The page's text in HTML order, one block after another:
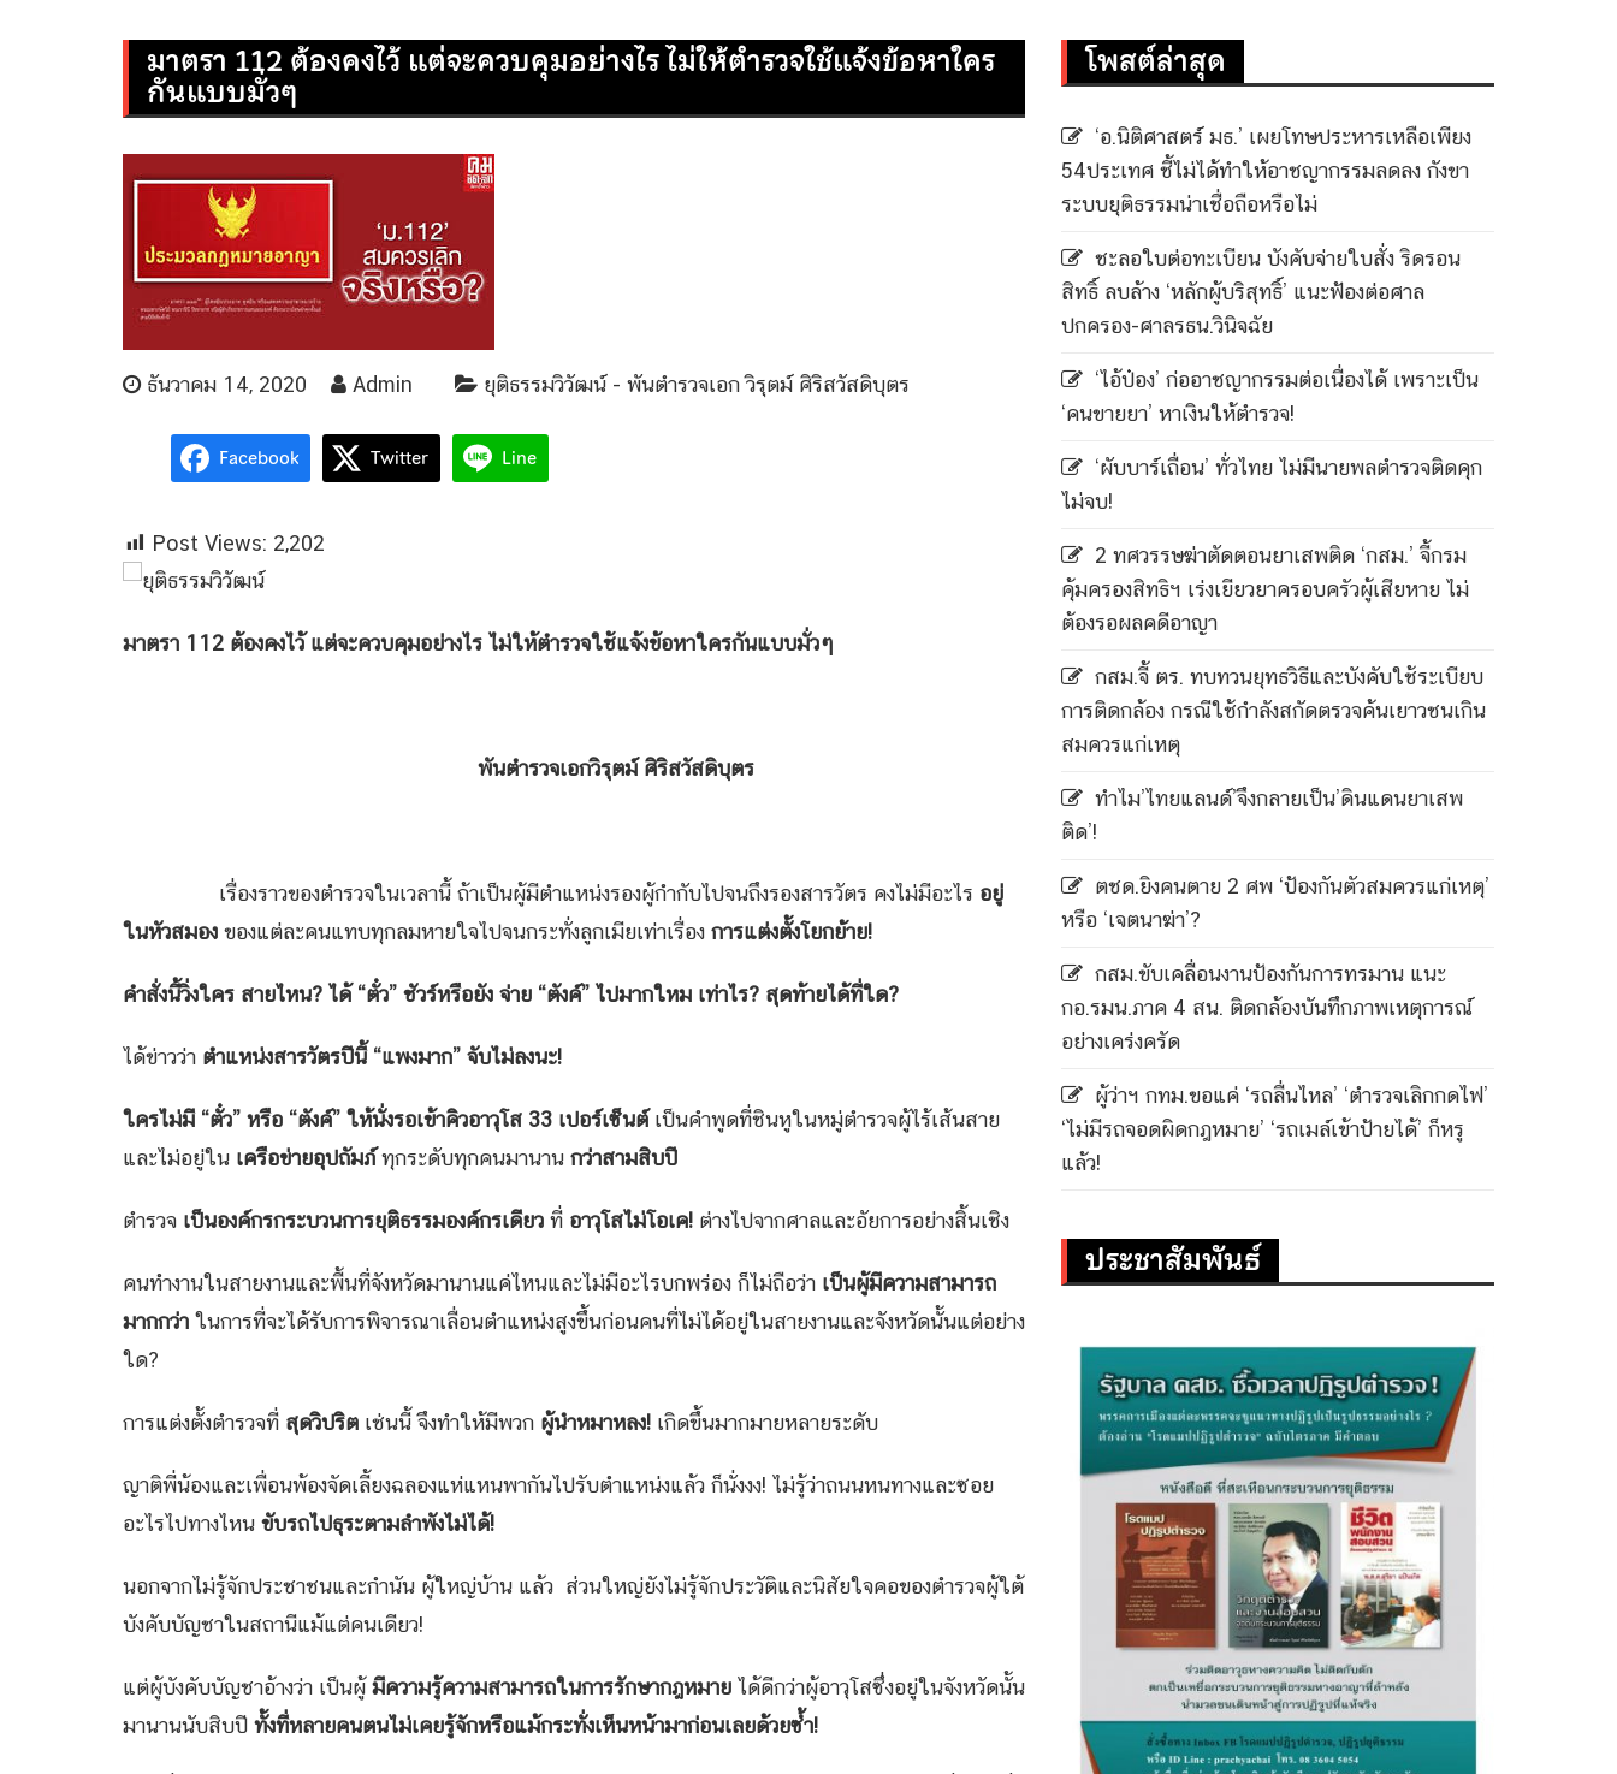
มาตรา 112 ต้องคงไว้ แต่จะควบคุมอย่างไร ไม่ให้ตำรวจใช้แจ้งข้อหาใคร
กันแบบมั่วๆ
ธันวาคม 14, 2020 Admin ยุติธรรมวิวัฒน์ - พันตำรวจเอก วิรุตม์ ศิริสวัสดิบุตร
Facebook Twitter Line
Post Views: 2,202
มาตรา 112 ต้องคงไว้ แต่จะควบคุมอย่างไร ไม่ให้ตำรวจใช้แจ้งข้อหาใครกันแบบมั่วๆ
พันตำรวจเอกวิรุตม์ ศิริสวัสดิบุตร
เรื่องราวของตำรวจในเวลานี้ ถ้าเป็นผู้มีตำแหน่งรองผู้กำกับไปจนถึงรองสารวัตร คงไม่มีอะไร อยู่
ในหัวสมอง ของแต่ละคนแทบทุกลมหายใจไปจนกระทั่งลูกเมียเท่าเรื่อง การแต่งตั้งโยกย้าย!
คำสั่งนี้วิ่งใคร สายไหน? ได้ “ตั๋ว” ชัวร์หรือยัง จ่าย “ตังค์” ไปมากใหม เท่าไร? สุดท้ายได้ที่ใด?
ได้ข่าวว่า ตำแหน่งสารวัตรปีนี้ “แพงมาก” จับไม่ลงนะ!
ใครไม่มี “ตั๋ว” หรือ “ตังค์” ให้นั่งรอเข้าคิวอาวุโส 33 เปอร์เซ็นต์ เป็นคำพูดที่ชินหูในหมู่ตำรวจผู้ไร้เส้นสาย
และไม่อยู่ใน เครือข่ายอุปถัมภ์ทุกระดับทุกคนมานาน กว่าสามสิบปี
ตำรวจ เป็นองค์กรกระบวนการยุติธรรมองค์กรเดียว ที่ อาวุโสไม่โอเค! ต่างไปจากศาลและอัยการอย่างสิ้นเชิง
คนทำงานในสายงานและพื้นที่จังหวัดมานานแค่ไหนและไม่มีอะไรบกพร่อง ก็ไม่ถือว่า เป็นผู้มีความสามารถ
มากกว่า ในการที่จะได้รับการพิจารณาเลื่อนตำแหน่งสูงขึ้นก่อนคนที่ไม่ได้อยู่ในสายงานและจังหวัดนั้นแต่อย่าง
ใด?
การแต่งตั้งตำรวจที่ สุดวิปริต เช่นนี้ จึงทำให้มีพวก ผู้นำหมาหลง! เกิดขึ้นมากมายหลายระดับ
ญาติพี่น้องและเพื่อนพ้องจัดเลี้ยงฉลองแห่แหนพากันไปรับตำแหน่งแล้ว ก็นั่งงง! ไม่รู้ว่าถนนหนทางและซอย
อะไรไปทางไหน ขับรถไปธุระตามลำพังไม่ได้!
นอกจากไม่รู้จักประชาชนและกำนัน ผู้ใหญ่บ้าน แล้ว ส่วนใหญ่ยังไม่รู้จักประวัติและนิสัยใจคอของตำรวจผู้ใต้
บังคับบัญชาในสถานีแม้แต่คนเดียว!
แต่ผู้บังคับบัญชาอ้างว่า เป็นผู้ มีความรู้ความสามารถในการรักษากฎหมาย ได้ดีกว่าผู้อาวุโสซึ่งอยู่ในจังหวัดนั้น
มานานนับสิบปี ทั้งที่หลายคนตนไม่เคยรู้จักหรือแม้กระทั่งเห็นหน้ามาก่อนเลยด้วยซ้ำ!
โพสต์ล่าสุด
‘อ.นิติศาสตร์ มธ.’ เผยโทษประหารเหลือเพียง
54ประเทศ ชี้ไม่ได้ทำให้อาชญากรรมลดลง กังขา
ระบบยุติธรรมน่าเชื่อถือหรือไม่
ชะลอใบต่อทะเบียน บังคับจ่ายใบสั่ง ริดรอน
สิทธิ์ ลบล้าง ‘หลักผู้บริสุทธิ์’ แนะฟ้องต่อศาล
ปกครอง-ศาลรธน.วินิจฉัย
‘ไอ้ป๋อง’ ก่ออาชญากรรมต่อเนื่องได้ เพราะเป็น
‘คนขายยา’ หาเงินให้ตำรวจ!
‘ผับบาร์เถื่อน’ ทั่วไทย ไม่มีนายพลตำรวจติดคุก
ไม่จบ!
2 ทศวรรษฆ่าตัดตอนยาเสพติด ‘กสม.’ จี้กรม
คุ้มครองสิทธิฯ เร่งเยียวยาครอบครัวผู้เสียหาย ไม่
ต้องรอผลคดีอาญา
กสม.จี้ ตร. ทบทวนยุทธวิธีและบังคับใช้ระเบียบ
การติดกล้อง กรณีใช้กำลังสกัดตรวจค้นเยาวชนเกิน
สมควรแก่เหตุ
ทำไม’ไทยแลนด์’จึงกลายเป็น’ดินแดนยาเสพ
ติด’!
ตชด.ยิงคนตาย 2 ศพ ‘ป้องกันตัวสมควรแก่เหตุ’
หรือ ‘เจตนาฆ่า’?
กสม.ขับเคลื่อนงานป้องกันการทรมาน แนะ
กอ.รมน.ภาค 4 สน. ติดกล้องบันทึกภาพเหตุการณ์
อย่างเคร่งครัด
ผู้ว่าฯ กทม.ขอแค่ ‘รถลื่นไหล’ ‘ตำรวจเลิกกดไฟ’
‘ไม่มีรถจอดผิดกฎหมาย’ ‘รถเมล์เข้าป้ายได้’ ก็หรู
แล้ว!
ประชาสัมพันธ์